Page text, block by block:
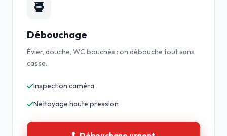
Débouchage
Évier, douche, WC bouchés : on débouche tout sans
casse.
Inspection caméra
Nettoyage haute pression